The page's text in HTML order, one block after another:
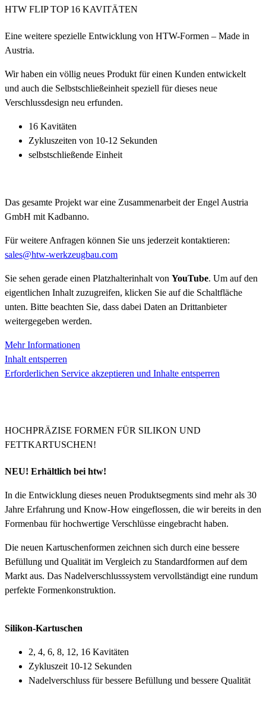
HTW FLIP TOP 16 KAVITÄTEN
Eine weitere spezielle Entwicklung von HTW-Formen – Made in
Austria.
Wir haben ein völlig neues Produkt für einen Kunden entwickelt
und auch die Selbstschließeinheit speziell für dieses neue
Verschlussdesign neu erfunden.
16 Kavitäten
Zykluszeiten von 10-12 Sekunden
selbstschließende Einheit
Das gesamte Projekt war eine Zusammenarbeit der Engel Austria
GmbH mit Kadbanno.
Für weitere Anfragen können Sie uns jederzeit kontaktieren:
sales@htw-werkzeugbau.com
Sie sehen gerade einen Platzhalterinhalt von YouTube. Um auf den
eigentlichen Inhalt zuzugreifen, klicken Sie auf die Schaltfläche
unten. Bitte beachten Sie, dass dabei Daten an Drittanbieter
weitergegeben werden.
Mehr Informationen
Inhalt entsperren
Erforderlichen Service akzeptieren und Inhalte entsperren
HOCHPRÄZISE FORMEN FÜR SILIKON UND
FETTKARTUSCHEN!
NEU! Erhältlich bei htw!
In die Entwicklung dieses neuen Produktsegments sind mehr als 30
Jahre Erfahrung und Know-How eingeflossen, die wir bereits in den
Formenbau für hochwertige Verschlüsse eingebracht haben.
Die neuen Kartuschenformen zeichnen sich durch eine bessere
Befüllung und Qualität im Vergleich zu Standardformen auf dem
Markt aus. Das Nadelverschlusssystem vervollständigt eine rundum
perfekte Formenkonstruktion.
Silikon-Kartuschen
2, 4, 6, 8, 12, 16 Kavitäten
Zykluszeit 10-12 Sekunden
Nadelverschluss für bessere Befüllung und bessere Qualität